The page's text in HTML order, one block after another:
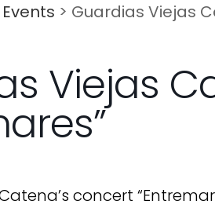
Events > Guardias Viejas
Viejas
concert